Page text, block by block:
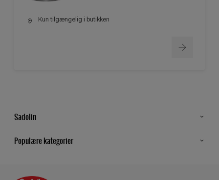
Kun tilgængelig i butikken
Sadolin
Populære kategorier